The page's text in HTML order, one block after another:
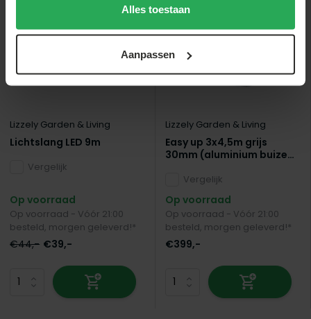
Alles toestaan
Aanpassen
Lizzely Garden & Living
Lichtslang LED 9m
Vergelijk
Op voorraad
Op voorraad - Vóór 21:00
besteld, morgen geleverd!*
€44,- €39,-
Lizzely Garden & Living
Easy up 3x4,5m grijs
30mm (aluminium buizen)
opvouwbaar
Vergelijk
Op voorraad
Op voorraad - Vóór 21:00
besteld, morgen geleverd!*
€399,-